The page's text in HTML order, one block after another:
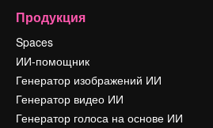
Продукция
Spaces
ИИ-помощник
Генератор изображений ИИ
Генератор видео ИИ
Генератор голоса на основе ИИ